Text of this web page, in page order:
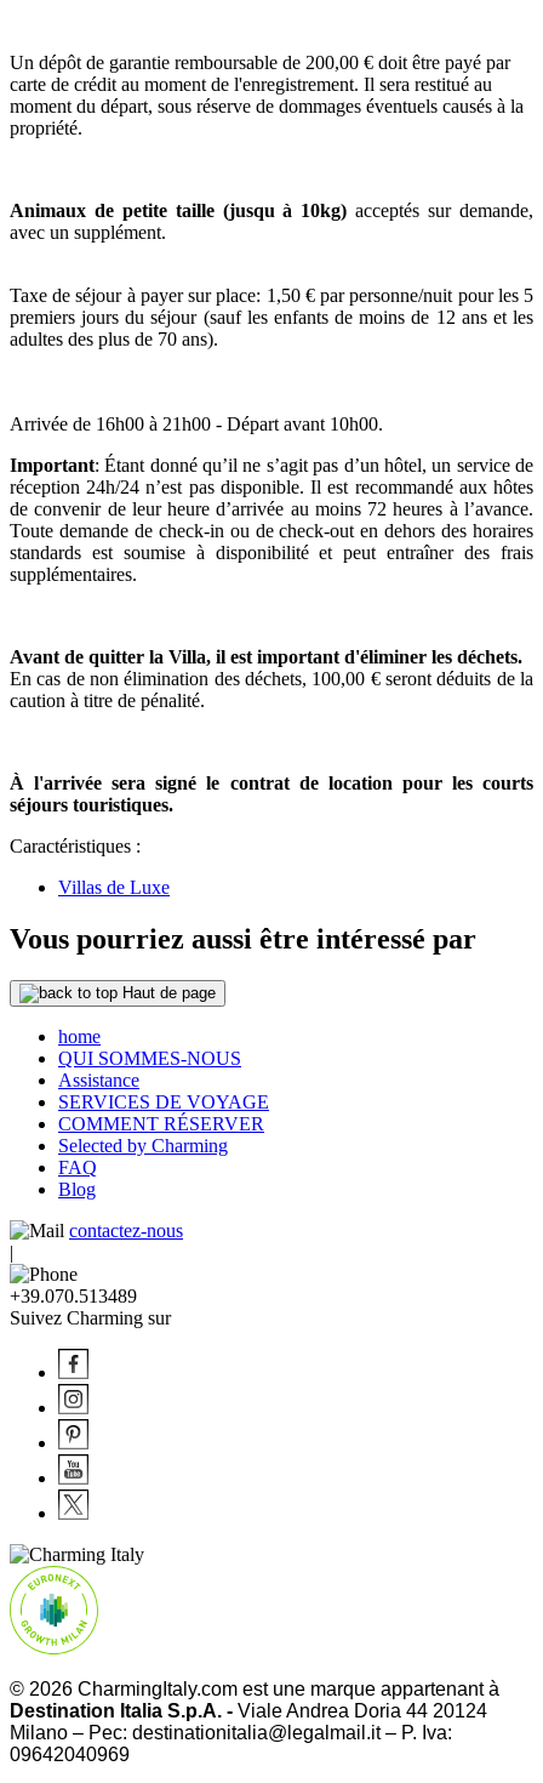
Un dépôt de garantie remboursable de 200,00 € doit être payé par
carte de crédit au moment de l'enregistrement. Il sera restitué au
moment du départ, sous réserve de dommages éventuels causés à la
propriété.
Animaux de petite taille (jusqu à 10kg) acceptés sur demande,
avec un supplément.
Taxe de séjour à payer sur place: 1,50 € par personne/nuit pour les 5
premiers jours du séjour (sauf les enfants de moins de 12 ans et les
adultes des plus de 70 ans).
Arrivée de 16h00 à 21h00 - Départ avant 10h00.
Important: Étant donné qu’il ne s’agit pas d’un hôtel, un service de
réception 24h/24 n’est pas disponible. Il est recommandé aux hôtes
de convenir de leur heure d’arrivée au moins 72 heures à l’avance.
Toute demande de check-in ou de check-out en dehors des horaires
standards est soumise à disponibilité et peut entraîner des frais
supplémentaires.
Avant de quitter la Villa, il est important d'éliminer les déchets.
En cas de non élimination des déchets, 100,00 € seront déduits de la
caution à titre de pénalité.
À l'arrivée sera signé le contrat de location pour les courts
séjours touristiques.
Caractéristiques :
Villas de Luxe
Vous pourriez aussi être intéressé par
Haut de page
home
QUI SOMMES-NOUS
Assistance
SERVICES DE VOYAGE
COMMENT RÉSERVER
Selected by Charming
FAQ
Blog
contactez-nous
|
+39.070.513489
Suivez Charming sur
© 2026 CharmingItaly.com est une marque appartenant à
Destination Italia S.p.A. - Viale Andrea Doria 44 20124
Milano – Pec: destinationitalia@legalmail.it – P. Iva:
09642040969